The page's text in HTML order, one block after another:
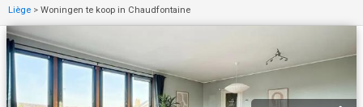
Liège > Woningen te koop in Chaudfontaine